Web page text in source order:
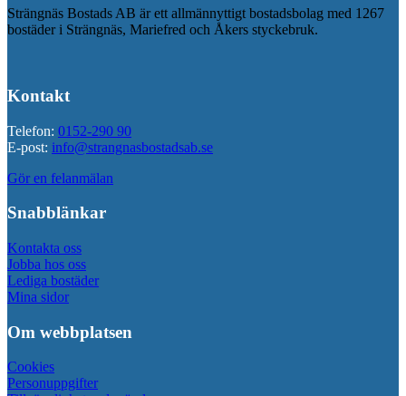
Strängnäs Bostads AB är ett allmännyttigt bostadsbolag med 1267
bostäder i Strängnäs, Mariefred och Åkers styckebruk.
Kontakt
Telefon: 0152-290 90
E-post: info@strangnasbostadsab.se
Gör en felanmälan
Snabblänkar
Kontakta oss
Jobba hos oss
Lediga bostäder
Mina sidor
Om webbplatsen
Cookies
Personuppgifter